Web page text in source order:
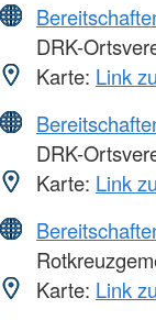
DRK-
Karte: Link
DRK-
Karte: Link
Karte: Link